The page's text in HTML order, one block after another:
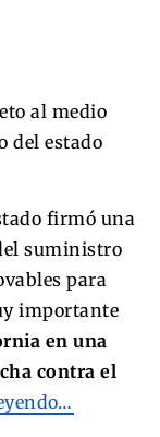
al medio
del estado
firmó una
suministro
para
importante
en una
contra el